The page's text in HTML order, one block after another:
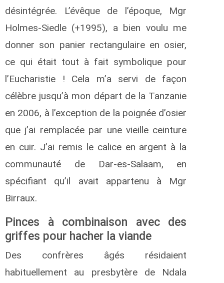
désintégrée. L’évêque de l’époque, Mgr
Holmes-Siedle (+1995), a bien voulu me
donner son panier rectangulaire en osier,
ce qui était tout à fait symbolique pour
l’Eucharistie ! Cela m’a servi de façon
célèbre jusqu’à mon départ de la Tanzanie
en 2006, à l’exception de la poignée d’osier
que j’ai remplacée par une vieille ceinture
en cuir. J’ai remis le calice en argent à la
communauté de Dar-es-Salaam, en
spécifiant qu’il avait appartenu à Mgr
Birraux.
Pinces à combinaison avec des
griffes pour hacher la viande
Des confrères âgés résidaient
habituellement au presbytère de Ndala